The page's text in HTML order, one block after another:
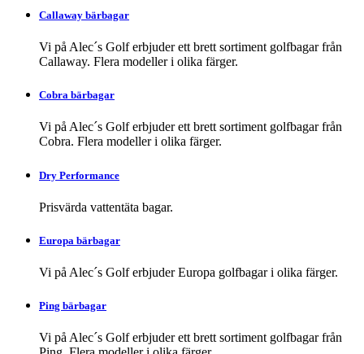
Callaway bärbagar
Vi på Alec´s Golf erbjuder ett brett sortiment golfbagar från
Callaway. Flera modeller i olika färger.
Cobra bärbagar
Vi på Alec´s Golf erbjuder ett brett sortiment golfbagar från
Cobra. Flera modeller i olika färger.
Dry Performance
Prisvärda vattentäta bagar.
Europa bärbagar
Vi på Alec´s Golf erbjuder Europa golfbagar i olika färger.
Ping bärbagar
Vi på Alec´s Golf erbjuder ett brett sortiment golfbagar från